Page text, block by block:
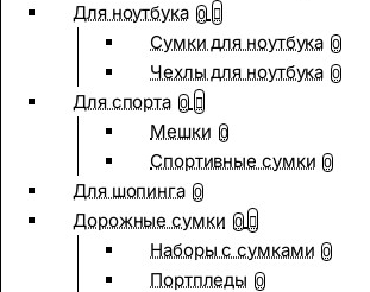
Для ноутбука 0
Сумки для ноутбука 0
Чехлы для ноутбука 0
Для спорта 0
Мешки 0
Спортивные сумки 0
Для шопинга 0
Дорожные сумки 0
Наборы с сумками 0
Портпледы 0